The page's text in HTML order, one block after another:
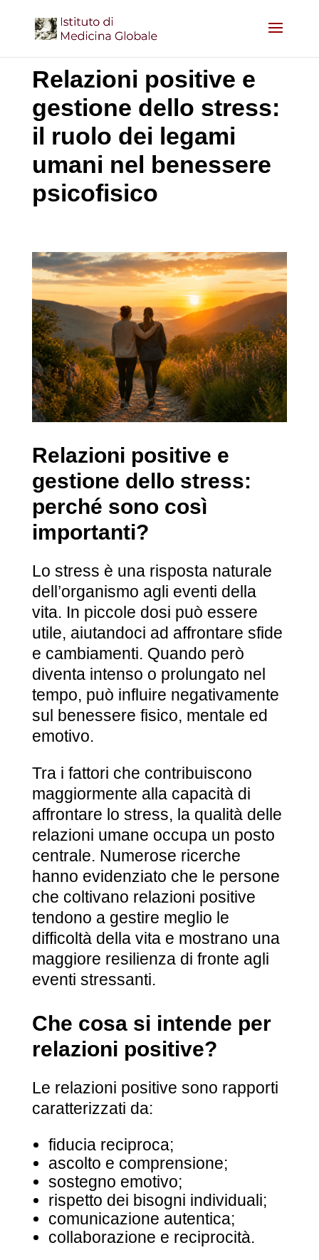
Relazioni positive e
gestione dello stress:
il ruolo dei legami
umani nel benessere
psicofisico
Relazioni positive e
gestione dello stress:
perché sono così
importanti?
Lo stress è una risposta naturale
dell’organismo agli eventi della
vita. In piccole dosi può essere
utile, aiutandoci ad affrontare sfide
e cambiamenti. Quando però
diventa intenso o prolungato nel
tempo, può influire negativamente
sul benessere fisico, mentale ed
emotivo.
Tra i fattori che contribuiscono
maggiormente alla capacità di
affrontare lo stress, la qualità delle
relazioni umane occupa un posto
centrale. Numerose ricerche
hanno evidenziato che le persone
che coltivano relazioni positive
tendono a gestire meglio le
difficoltà della vita e mostrano una
maggiore resilienza di fronte agli
eventi stressanti.
Che cosa si intende per
relazioni positive?
Le relazioni positive sono rapporti
caratterizzati da:
fiducia reciproca;
ascolto e comprensione;
sostegno emotivo;
rispetto dei bisogni individuali;
comunicazione autentica;
collaborazione e reciprocità.